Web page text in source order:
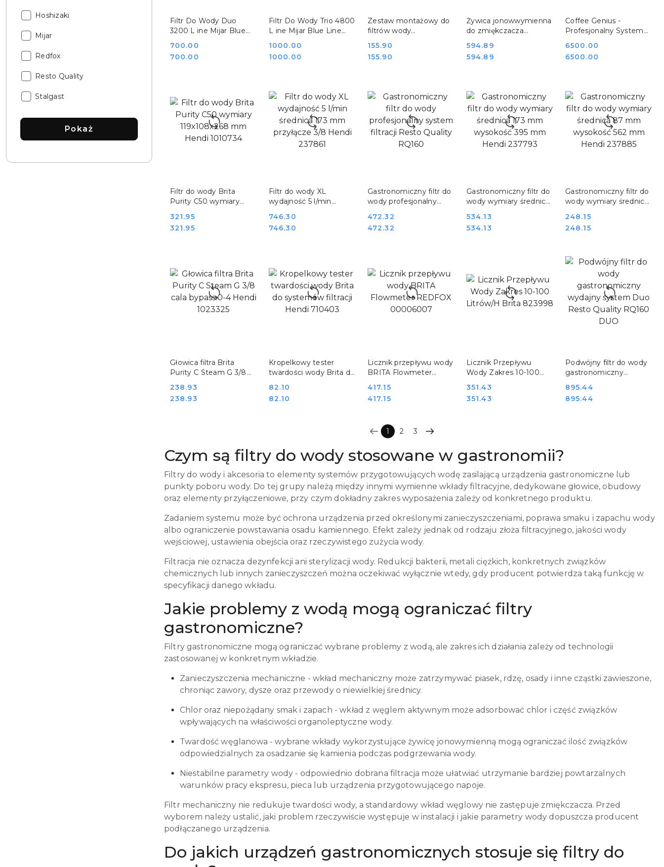
Katalog:
Hoshizaki
Katalog:
Mijar
Katalog:
Redfox
Katalog:
Resto Quality
Katalog:
Stalgast
Pokaż
Filtr Do Wody Duo
3200 L ine Mijar Blue
Cena:
700.00
Cena:
700.00
DO KOSZYKA
Filtr Do Wody Trio 4800
L ine Mijar Blue Line
Cena:
1000.00
Cena:
1000.00
DO KOSZYKA
Zestaw montażowy do
filtrów wody
Hendi 237908
Cena:
155.90
Cena:
155.90
Żywica jonowwymienna
do zmiękczacza
RM GASTRO 00000818
Cena:
594.89
Cena:
594.89
DO KOSZYKA
Coffee Genius -
Profesjonalny System
Perfekcyjnej Kawy Mijar
CFG 60
Cena:
6500.00
Cena:
6500.00
DO KOSZYKA
Filtr do wody Brita
Purity C50 wymiary
1010734
Cena:
321.95
Cena:
321.95
DO KOSZYKA
Filtr do wody XL
wydajność 5 l/min
przyłącze 3/8 Hendi
237861
Cena:
746.30
Cena:
746.30
DO KOSZYKA
Gastronomiczny filtr do
wody profesjonalny
Quality RQ160
Cena:
472.32
Cena:
472.32
DO KOSZYKA
Gastronomiczny filtr do
wody wymiary średnica
mm Hendi 237793
Cena:
534.13
Cena:
534.13
DO KOSZYKA
Gastronomiczny filtr do
wody wymiary średnica
mm Hendi 237885
Cena:
248.15
Cena:
248.15
DO KOSZYKA
Głowica filtra Brita
Purity C Steam G 3/8
1023325
Cena:
238.93
Cena:
238.93
DO KOSZYKA
Kropelkowy tester
twardości wody Brita do
710403
Cena:
82.10
Cena:
82.10
Licznik przepływu wody
BRITA Flowmeter
Cena:
417.15
Cena:
417.15
DO KOSZYKA
Licznik Przepływu
Wody Zakres 10-100
Cena:
351.43
Cena:
351.43
DO KOSZYKA
Podwójny filtr do wody
gastronomiczny
Resto Quality RQ160
DUO
Cena:
895.44
Cena:
895.44
DO KOSZYKA
1 2 3
Czym są filtry do wody stosowane w gastronomii?
Filtry do wody i akcesoria to elementy systemów przygotowujących wodę zasilającą urządzenia gastronomiczne lub
punkty poboru wody. Do tej grupy należą między innymi wymienne wkłady filtracyjne, dedykowane głowice, obudowy
oraz elementy przyłączeniowe, przy czym dokładny zakres wyposażenia zależy od konkretnego produktu.
Zadaniem systemu może być ochrona urządzenia przed określonymi zanieczyszczeniami, poprawa smaku i zapachu wody
albo ograniczenie powstawania osadu kamiennego. Efekt zależy jednak od rodzaju złoża filtracyjnego, jakości wody
wejściowej, ustawienia obejścia oraz rzeczywistego zużycia wody.
Filtracja nie oznacza dezynfekcji ani sterylizacji wody. Redukcji bakterii, metali ciężkich, konkretnych związków
chemicznych lub innych zanieczyszczeń można oczekiwać wyłącznie wtedy, gdy producent potwierdza taką funkcję w
specyfikacji danego wkładu.
Jakie problemy z wodą mogą ograniczać filtry
gastronomiczne?
Filtry gastronomiczne mogą ograniczać wybrane problemy z wodą, ale zakres ich działania zależy od technologii
zastosowanej w konkretnym wkładzie.
Zanieczyszczenia mechaniczne - wkład mechaniczny może zatrzymywać piasek, rdzę, osady i inne cząstki zawieszone,
chroniąc zawory, dysze oraz przewody o niewielkiej średnicy.
Chlor oraz niepożądany smak i zapach - wkład z węglem aktywnym może adsorbować chlor i część związków
wpływających na właściwości organoleptyczne wody.
Twardość węglanowa - wybrane wkłady wykorzystujące żywicę jonowymienną mogą ograniczać ilość związków
odpowiedzialnych za osadzanie się kamienia podczas podgrzewania wody.
Niestabilne parametry wody - odpowiednio dobrana filtracja może ułatwiać utrzymanie bardziej powtarzalnych
warunków pracy ekspresu, pieca lub urządzenia przygotowującego napoje.
Filtr mechaniczny nie redukuje twardości wody, a standardowy wkład węglowy nie zastępuje zmiękczacza. Przed
wyborem należy ustalić, jaki problem rzeczywiście występuje w instalacji i jakie parametry wody dopuszcza producent
podłączanego urządzenia.
Do jakich urządzeń gastronomicznych stosuje się filtry do